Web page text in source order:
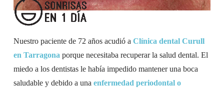
Nuestro paciente de 72 años acudió a Clínica dental Curull
en Tarragonaporque necesitaba recuperar la salud dental. El
miedo a los dentistas le había impedido mantener una boca
saludable y debido a una enfermedad periodontal o